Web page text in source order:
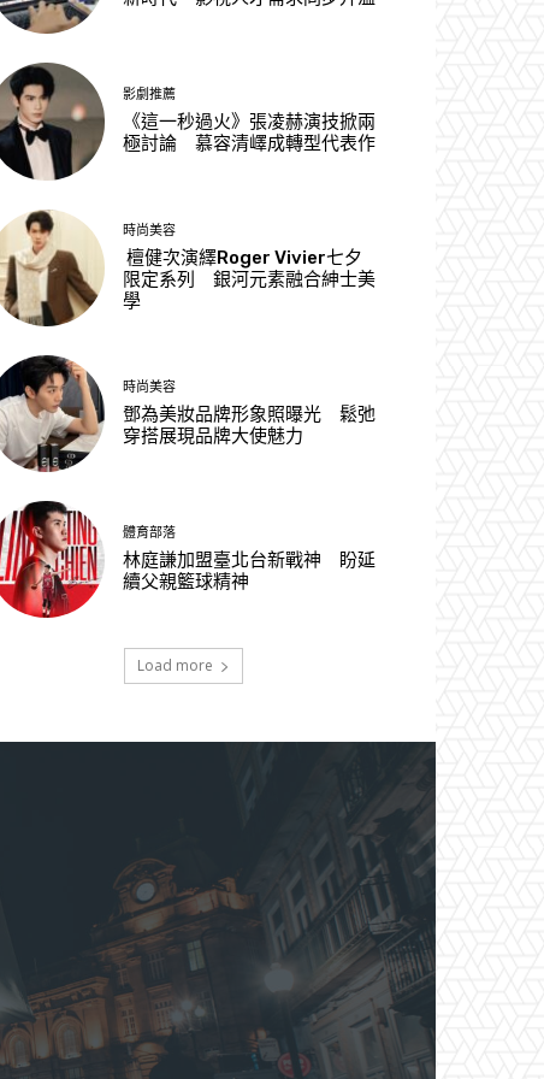
影劇推薦
《這一秒過火》張凌赫演技掀兩
極討論 慕容清嶧成轉型代表作
時尚美容
檀健次演繹Roger Vivier七夕
限定系列 銀河元素融合紳士美
學
時尚美容
鄧為美妝品牌形象照曝光 鬆弛
穿搭展現品牌大使魅力
體育部落
林庭謙加盟臺北台新戰神 盼延
續父親籃球精神
Load more